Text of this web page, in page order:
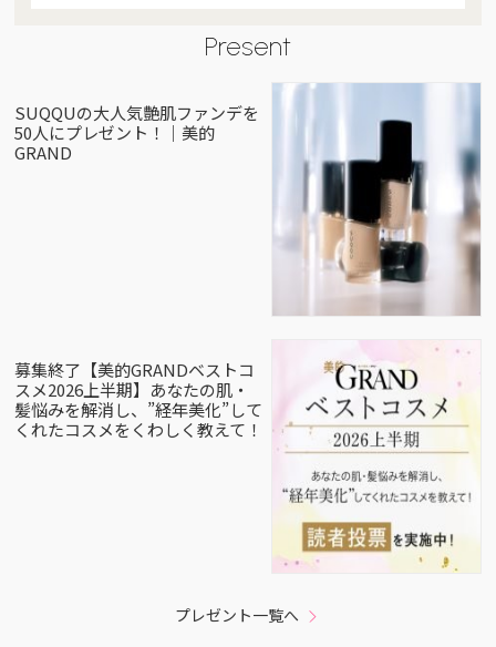
Present
SUQQUの大人気艶肌ファンデを
50人にプレゼント！｜美的
GRAND
募集終了【美的GRANDベストコ
スメ2026上半期】あなたの肌・
髪悩みを解消し、”経年美化”して
くれたコスメをくわしく教えて！
プレゼント一覧へ